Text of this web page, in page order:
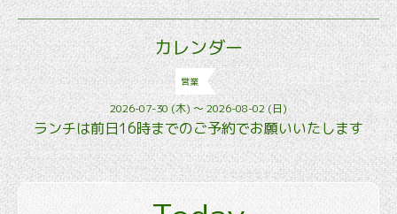
カレンダー
営業
2026-07-30 (木) ～ 2026-08-02 (日)
ランチは前日16時までのご予約でお願いいたします